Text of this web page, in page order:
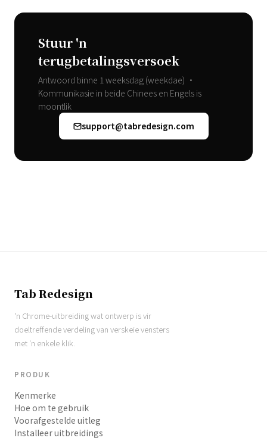
Stuur 'n
terugbetalingsversoek
Antwoord binne 1 weeksdag (weekdae) •
Kommunikasie in beide Chinees en Engels is
moontlik
support@tabredesign.com
Tab Redesign
'n Chrome-uitbreiding wat ontwerp is vir
doeltreffende verdeling van verskeie vensters
met 'n enkele klik.
PRODUK
Kenmerke
Hoe om te gebruik
Voorafgestelde uitleg
Installeer uitbreidings